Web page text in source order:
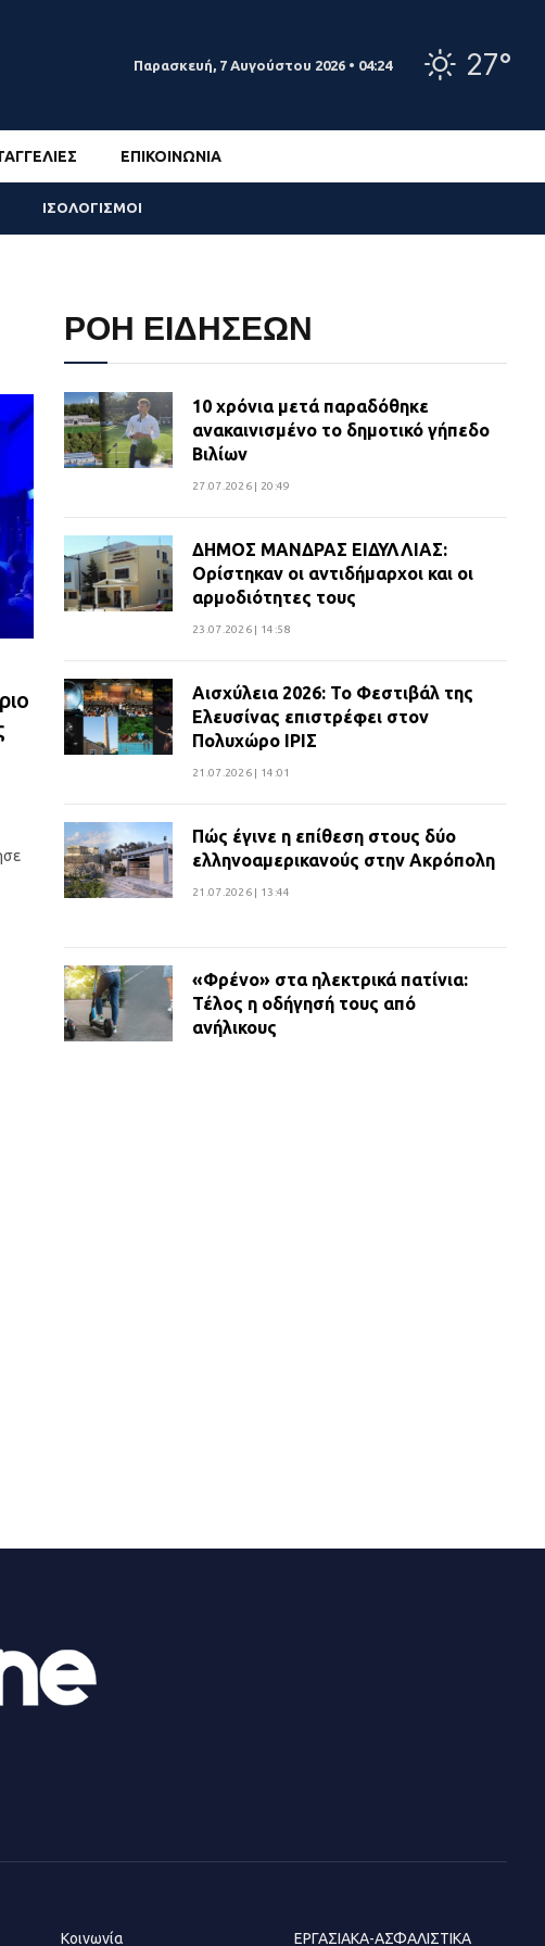
Παρασκευή, 7 Αυγούστου 2026 • 04:24 27°
ΕΠΙΚΟΙΝΩΝΊΑ
ΙΣΟΛΟΓΙΣΜΟΙ
ΡΟΗ ΕΙΔΗΣΕΩΝ
10 χρόνια μετά παραδόθηκε
ανακαινισμένο το δημοτικό γήπεδο
Βιλίων
27.07.2026 | 20:49
ΔΗΜΟΣ ΜΑΝΔΡΑΣ ΕΙΔΥΛΛΙΑΣ:
Ορίστηκαν οι αντιδήμαρχοι και οι
αρμοδιότητες τους
23.07.2026 | 14:58
Αισχύλεια 2026: Το Φεστιβάλ της
Ελευσίνας επιστρέφει στον
Πολυχώρο ΙΡΙΣ
21.07.2026 | 14:01
Πώς έγινε η επίθεση στους δύο
ελληνοαμερικανούς στην Ακρόπολη
21.07.2026 | 13:44
«Φρένο» στα ηλεκτρικά πατίνια:
Τέλος η οδήγησή τους από
ανήλικους
Τηλεφωνικές απάτες με λεία
αστυνομικοί για τους
Κοινωνία ΕΡΓΑΣΙΑΚΑ-ΑΣΦΑΛΙΣΤΙΚΑ